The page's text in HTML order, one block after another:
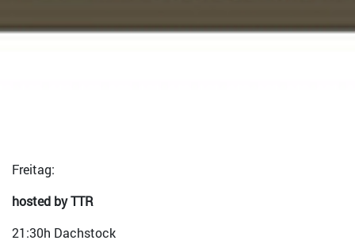
Freitag:
hosted by TTR
21:30h Dachstock